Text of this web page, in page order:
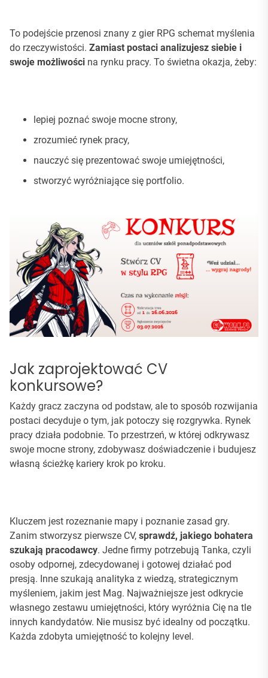
To podejście przenosi znany z gier RPG schemat myślenia
do rzeczywistości. Zamiast postaci analizujesz siebie i
swoje możliwości na rynku pracy. To świetna okazja, żeby:
lepiej poznać swoje mocne strony,
zrozumieć rynek pracy,
nauczyć się prezentować swoje umiejętności,
stworzyć wyróżniające się portfolio.
Jak zaprojektować CV
konkursowe?
Każdy gracz zaczyna od podstaw, ale to sposób rozwijania
postaci decyduje o tym, jak potoczy się rozgrywka. Rynek
pracy działa podobnie. To przestrzeń, w której odkrywasz
swoje mocne strony, zdobywasz doświadczenie i budujesz
własną ścieżkę kariery krok po kroku.
Kluczem jest rozeznanie mapy i poznanie zasad gry.
Zanim stworzysz pierwsze CV, sprawdź, jakiego bohatera
szukają pracodawcy. Jedne firmy potrzebują Tanka, czyli
osoby odpornej, zdecydowanej i gotowej działać pod
presją. Inne szukają analityka z wiedzą, strategicznym
myśleniem, jakim jest Mag. Najważniejsze jest odkrycie
własnego zestawu umiejętności, który wyróżnia Cię na tle
innych kandydatów. Nie musisz być idealny od początku.
Każda zdobyta umiejętność to kolejny level.